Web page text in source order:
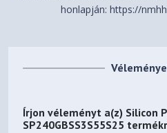
honlapján: https://
Írjon véleményt a(z) Silicon
SP240GBSS3S55S25